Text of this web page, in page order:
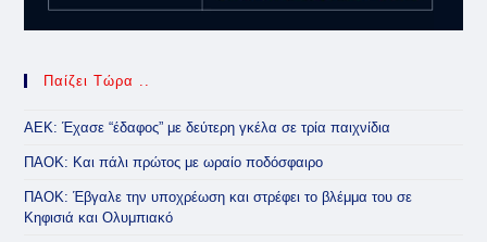
Παίζει Τώρα ..
ΑΕΚ: Έχασε “έδαφος” με δεύτερη γκέλα σε τρία παιχνίδια
ΠΑΟΚ: Και πάλι πρώτος με ωραίο ποδόσφαιρο
ΠΑΟΚ: Έβγαλε την υποχρέωση και στρέφει το βλέμμα του σε
Κηφισιά και Ολυμπιακό